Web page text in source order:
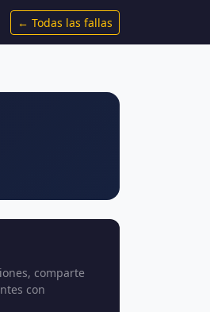
← Todas las fallas
comparte
con